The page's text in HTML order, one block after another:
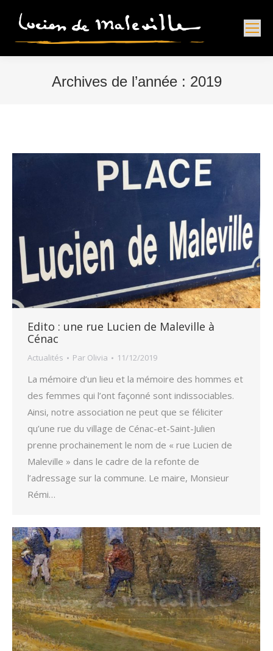
Archives de l’année : 2019
Edito : une rue Lucien de Maleville à
Cénac
Actualités Par Olivia 11/12/2019
La mémoire d’un lieu et la mémoire des hommes et
des femmes qui l’ont façonné sont indissociables.
Ainsi, notre association ne peut que se féliciter
qu’une rue du village de Cénac-et-Saint-Julien
prenne prochainement le nom de « rue Lucien de
Maleville » dans le cadre de la refonte de
l’adressage sur la commune. Le maire, Monsieur
Rémi…